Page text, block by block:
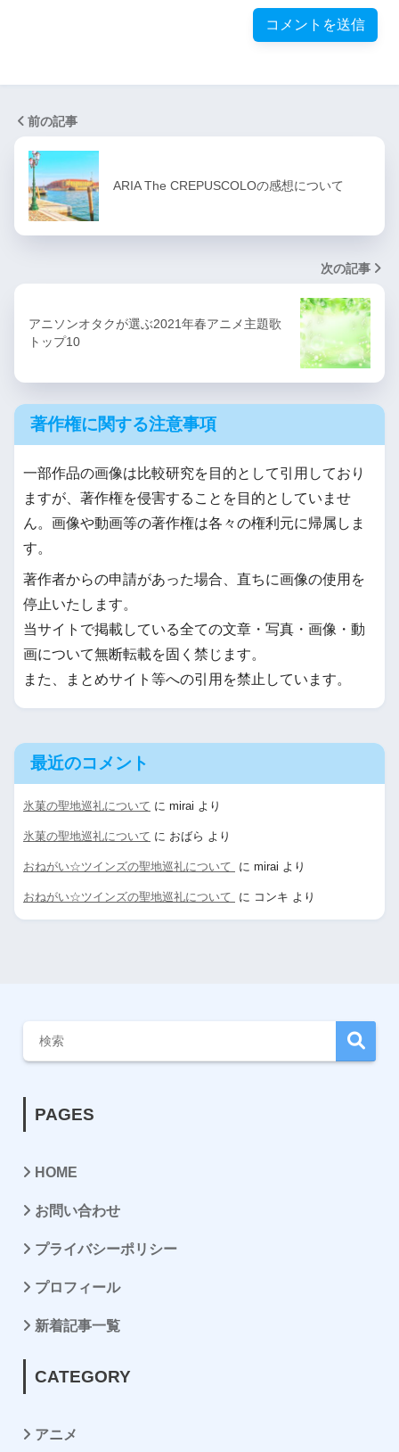
前の記事
ARIA The CREPUSCOLOの感想について
次の記事
アニソンオタクが選ぶ2021年春アニメ主題歌
トップ10
著作権に関する注意事項
一部作品の画像は比較研究を目的として引用しており
ますが、著作権を侵害することを目的としていませ
ん。画像や動画等の著作権は各々の権利元に帰属しま
す。
著作者からの申請があった場合、直ちに画像の使用を
停止いたします。
当サイトで掲載している全ての文章・写真・画像・動
画について無断転載を固く禁じます。
また、まとめサイト等への引用を禁止しています。
最近のコメント
氷菓の聖地巡礼について に mirai より
氷菓の聖地巡礼について に おばら より
おねがい☆ツインズの聖地巡礼について に mirai より
おねがい☆ツインズの聖地巡礼について に コンキ より
PAGES
HOME
お問い合わせ
プライバシーポリシー
プロフィール
新着記事一覧
CATEGORY
アニメ